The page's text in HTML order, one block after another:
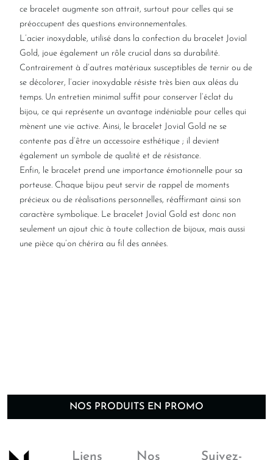
ce bracelet augmente son attrait, surtout pour celles qui se
préoccupent des questions environnementales.
L’acier inoxydable, utilisé dans la confection du bracelet Jovial
Gold, joue également un rôle crucial dans sa durabilité.
Contrairement à d’autres matériaux susceptibles de ternir ou de
se décolorer, l’acier inoxydable résiste très bien aux aléas du
temps. Un entretien minimal suffit pour conserver l’éclat du
bijou, ce qui représente un avantage indéniable pour celles qui
mènent une vie active. Ainsi, le bracelet Jovial Gold ne se
contente pas d’être un accessoire esthétique ; il devient
également un symbole de qualité et de résistance.
Enfin, le bracelet prend une importance émotionnelle pour sa
porteuse. Chaque bijou peut servir de rappel de moments
précieux ou de réalisations personnelles, réaffirmant ainsi son
caractère symbolique. Le bracelet Jovial Gold est donc non
seulement un ajout chic à toute collection de bijoux, mais aussi
une pièce qu’on chérira au fil des années.
NOS PRODUITS EN PROMO
Liens Nos Suivez-